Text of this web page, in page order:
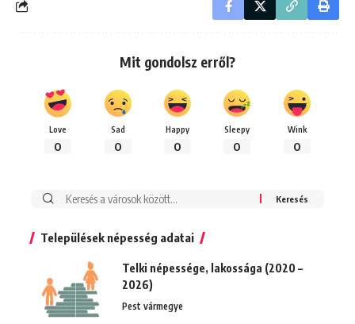
Mit gondolsz erről?
Love
0
Sad
0
Happy
0
Sleepy
0
Wink
0
Keresés:
Települések népesség adatai
Telki népessége, lakossága (2020 –
2026)
Pest vármegye